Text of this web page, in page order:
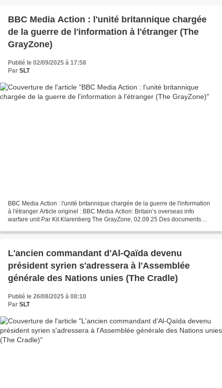
BBC Media Action : l'unité britannique chargée
de la guerre de l'information à l'étranger (The
GrayZone)
Publié le 02/09/2025 à 17:58
Par SLT
BBC Media Action : l'unité britannique chargée de la guerre de l'information
à l'étranger Article originel : BBC Media Action: Britain’s overseas info
warfare unit Par Kit Klarenberg The GrayZone, 02.09.25 Des documents
L'ancien commandant d'Al-Qaïda devenu
président syrien s'adressera à l'Assemblée
générale des Nations unies (The Cradle)
Publié le 26/08/2025 à 08:10
Par SLT